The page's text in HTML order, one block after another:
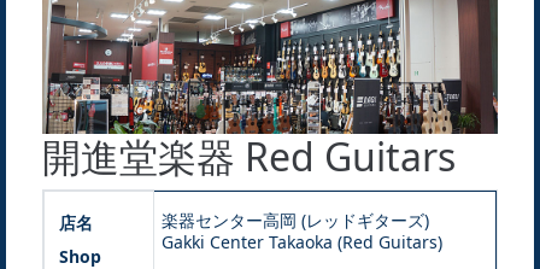
開進堂楽器 Red Guitars
店名
Shop
楽器センター高岡 (レッドギターズ)
Gakki Center Takaoka (Red Guitars)